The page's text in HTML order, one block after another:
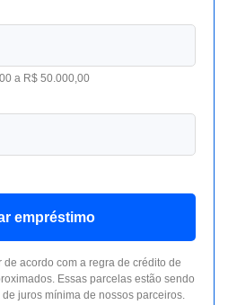
a R$ 50.000,00
empréstimo
acordo com a regra de crédito de
Essas parcelas estão sendo
juros mínima de nossos parceiros.